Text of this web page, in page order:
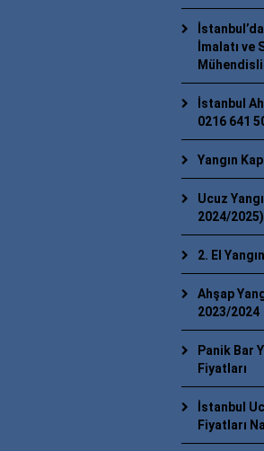
İmalatı ve
İstanbul
0216 641
Yangın
Ucuz
2024/2025)
2. El
Ahşap
2023/2024
Panik Bar
Fiyatları
İstanbul
Fiyatları